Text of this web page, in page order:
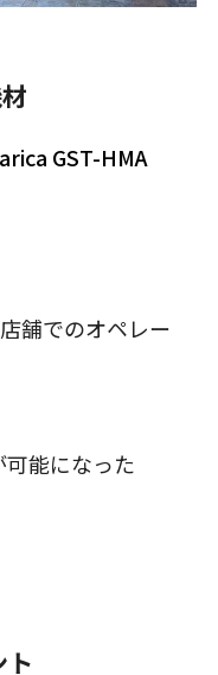
GST-HMA
舗でのオペレー
可能になった